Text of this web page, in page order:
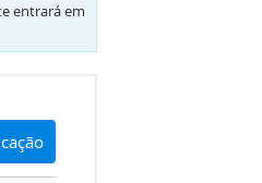
entrará em